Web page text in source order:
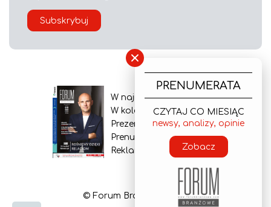
Subskrybuj
W najnowszym wydaniu
W kolejnym numerze
Prezentacja gazety
Prenumerata
Reklama
© Forum Branżowe 2026
×
PRENUMERATA
CZYTAJ CO MIESIĄC
newsy, analizy, opinie
Zobacz